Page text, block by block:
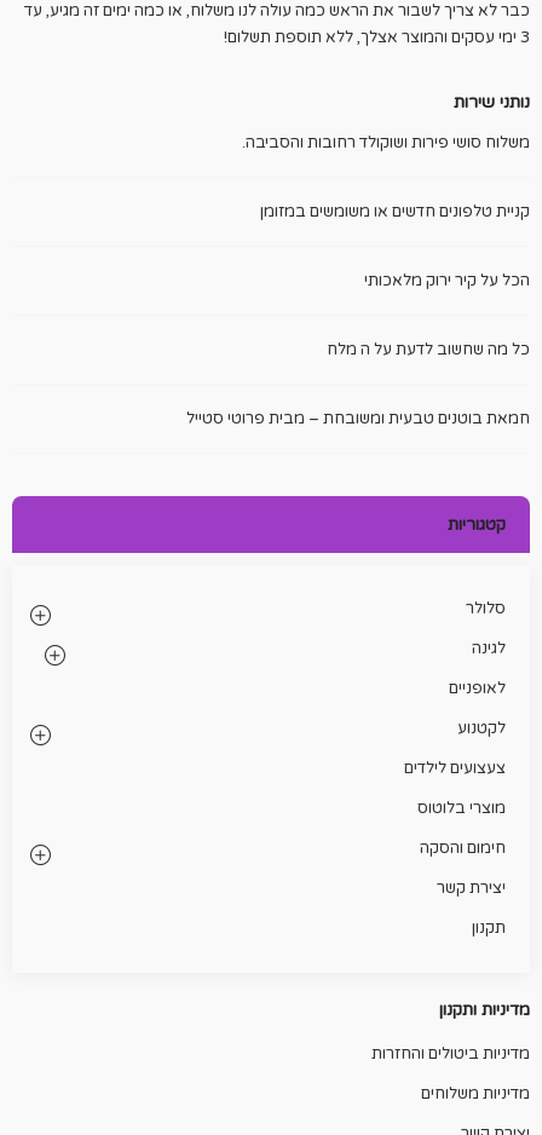
כבר לא צריך לשבור את הראש כמה עולה לנו משלוח, או כמה ימים זה מגיע, עד
3 ימי עסקים והמוצר אצלך, ללא תוספת תשלום!
נותני שירות
משלוח סושי פירות ושוקולד רחובות והסביבה.
קניית טלפונים חדשים או משומשים במזומן
הכל על קיר ירוק מלאכותי
כל מה שחשוב לדעת על ה מלח
חמאת בוטנים טבעית ומשובחת – מבית פרוטי סטייל
קטגוריות
סלולר
לגינה
לאופניים
לקטנוע
צעצועים לילדים
מוצרי בלוטוס
חימום והסקה
יצירת קשר
תקנון
מדיניות ותקנון
מדיניות ביטולים והחזרות
מדיניות משלוחים